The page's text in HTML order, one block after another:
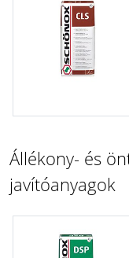
Állékony- és
javítóanyagok